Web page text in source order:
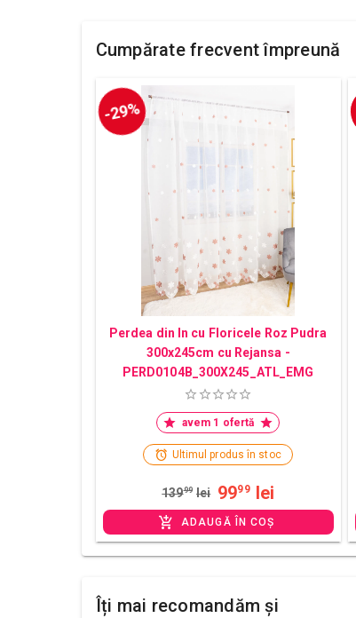
Cumpărate frecvent împreună
-29%
Perdea din In cu Floricele Roz Pudra
300x245cm cu Rejansa -
PERD0104B_300X245_ATL_EMG
avem 1 ofertă
Ultimul produs în stoc
13999 lei 9999 lei
ADAUGĂ ÎN COȘ
Îți mai recomandăm și